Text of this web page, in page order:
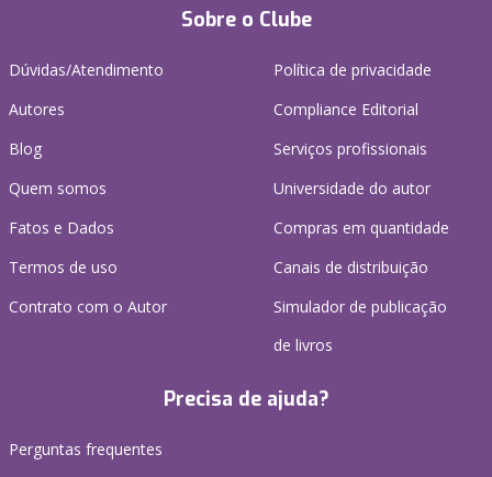
Sobre o Clube
Dúvidas/Atendimento
Autores
Blog
Quem somos
Fatos e Dados
Termos de uso
Contrato com o Autor
Política de privacidade
Compliance Editorial
Serviços profissionais
Universidade do autor
Compras em quantidade
Canais de distribuição
Simulador de publicação
de livros
Precisa de ajuda?
Perguntas frequentes